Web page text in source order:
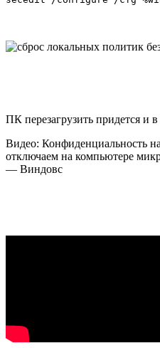
ПК перезагрузить придется и
Видео:
отключаем на компьютере
— Виндовс